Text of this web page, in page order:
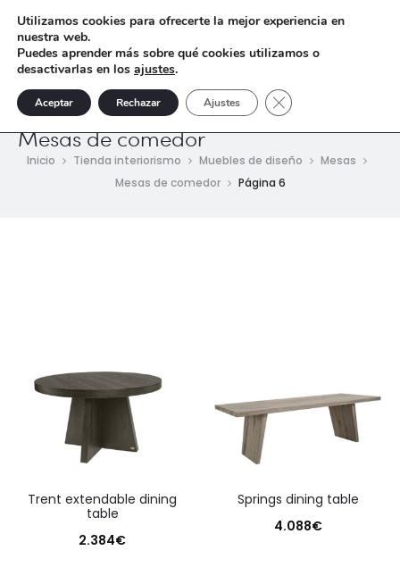
Mesas de comedor
Inicio Tienda interiorismo Muebles de diseño
Mesas
Mesas de comedor
Página 6
trent extendable dining
table
2.384€
springs dining table
4.088€
Utilizamos cookies para ofrecerte la mejor experiencia en
nuestra web.
Puedes aprender más sobre qué cookies utilizamos o
desactivarlas en los ajustes.
Aceptar Rechazar Ajustes Cerrar el banner de